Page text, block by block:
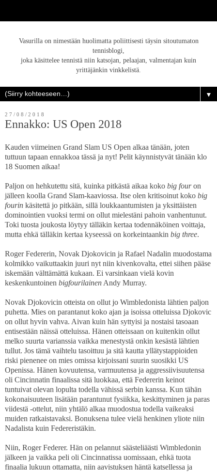
Vasurilla on nimestään huolimatta poliittisesti täysin sitoutumaton
tennisblogi,
joka käsittelee tennistä niin katsojan, pelaajan, valmentajan kuin
yrittäjänkin vinkkelistä.
▼
27/08/2018
Ennakko: US Open 2018
Kauden viimeinen Grand Slam US Open alkaa tänään, joten
tuttuun tapaan ennakkoa tässä ja nyt! Pelit käynnistyvät tänään klo
18 Suomen aikaa!
Paljon on hehkutettu sitä, kuinka pitkästä aikaa koko big fouron
jälleen koolla Grand Slam-kaaviossa. Itse olen kritisoinut koko big
fourin käsitettä jo pitkään, sillä loukkaantumisten ja yksittäisten
dominointien vuoksi termi on ollut mielestäni pahoin vanhentunut.
Toki tuosta joukosta löytyy tälläkin kertaa todennäköinen voittaja,
mutta ehkä tälläkin kertaa kyseessä on korkeintaankin big three.
Roger Federerin, Novak Djokovicin ja Rafael Nadalin muodostama
kolmikko vaikuttaakin juuri nyt niin kivenkovalta, ettei siihen pääse
iskemään välttämättä kukaan. Ei varsinkaan vielä kovin
keskenkuntoinen bigfourilainen Andy Murray.
Novak Djokovicin otteista on ollut jo Wimbledonista lähtien paljon
puhetta. Mies on parantanut koko ajan ja isoissa otteluissa Djokovic
on ollut hyvin vahva. Aivan kuin hän syttyisi ja nostaisi tasoaan
entisestään näissä otteluissa. Hänen otteissaan on kuitenkin ollut
melko suurta varianssia vaikka menestystä onkin kesästä lähtien
tullut. Jos tämä vaihtelu tasoittuu ja sitä kautta yllätystappioiden
riski pienenee on mies omissa kirjoissani suurin suosikki US
Openissa. Hänen kovuutensa, varmuutensa ja aggressiivisuutensa
oli Cincinnatin finaalissa sitä luokkaa, että Federerin keinot
tuntuivat olevan lopulta todella vähissä serbin kanssa. Kun tähän
kokonaisuuteen lisätään parantunut fysiikka, keskittyminen ja paras
viidestä -ottelut, niin yhtälö alkaa muodostua todella vaikeaksi
muiden ratkaistavaksi. Bonuksena tulee vielä henkinen yliote niin
Nadalista kuin Federeristäkin.
Niin, Roger Federer. Hän on pelannut säästeliäästi Wimbledonin
jälkeen ja vaikka peli oli Cincinnatissa uomissaan, ehkä tuota
finaalia lukuun ottamatta, niin aavistuksen häntä katsellessa ja